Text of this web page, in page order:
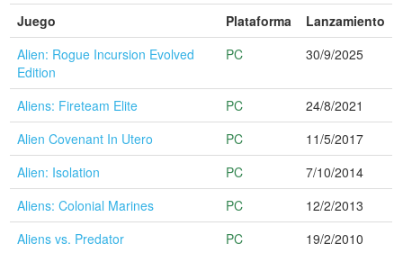
Juego Plataforma
Lanzamiento
Alien: Rogue Incursion Evolved
Edition
PC 30/9/2025
Aliens: Fireteam Elite PC
24/8/2021
Alien Covenant In Utero
PC
11/5/2017
Alien: Isolation
PC
7/10/2014
Aliens: Colonial Marines
PC
12/2/2013
Aliens vs. Predator
PC 19/2/2010